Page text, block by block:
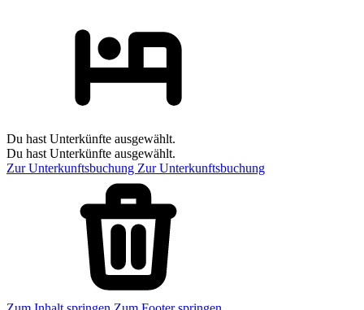
Du hast Unterkünfte ausgewählt.
Du hast Unterkünfte ausgewählt.
Zur Unterkunftsbuchung Zur Unterkunftsbuchung